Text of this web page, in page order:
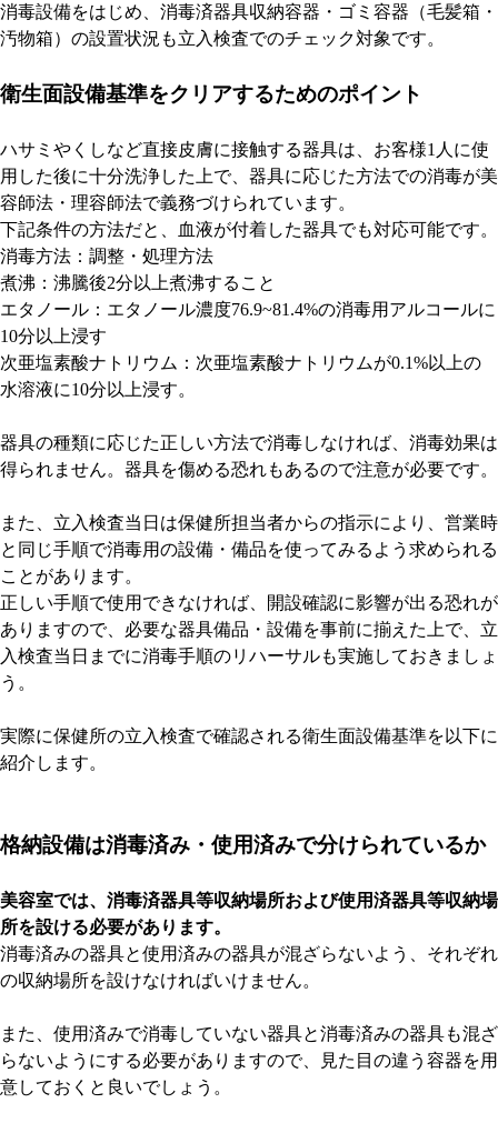
消毒設備をはじめ、消毒済器具収納容器・ゴミ容器（毛髪箱・
汚物箱）の設置状況も立入検査でのチェック対象です。
衛生面設備基準をクリアするためのポイント
ハサミやくしなど直接皮膚に接触する器具は、お客様1人に使
用した後に十分洗浄した上で、器具に応じた方法での消毒が美
容師法・理容師法で義務づけられています。
下記条件の方法だと、血液が付着した器具でも対応可能です。
消毒方法：調整・処理方法
煮沸：沸騰後2分以上煮沸すること
エタノール：エタノール濃度76.9~81.4%の消毒用アルコールに
10分以上浸す
次亜塩素酸ナトリウム：次亜塩素酸ナトリウムが0.1%以上の
水溶液に10分以上浸す。
器具の種類に応じた正しい方法で消毒しなければ、消毒効果は
得られません。器具を傷める恐れもあるので注意が必要です。
また、立入検査当日は保健所担当者からの指示により、営業時
と同じ手順で消毒用の設備・備品を使ってみるよう求められる
ことがあります。
正しい手順で使用できなければ、開設確認に影響が出る恐れが
ありますので、必要な器具備品・設備を事前に揃えた上で、立
入検査当日までに消毒手順のリハーサルも実施しておきましょ
う。
実際に保健所の立入検査で確認される衛生面設備基準を以下に
紹介します。
格納設備は消毒済み・使用済みで分けられているか
美容室では、消毒済器具等収納場所および使用済器具等収納場
所を設ける必要があります。
消毒済みの器具と使用済みの器具が混ざらないよう、それぞれ
の収納場所を設けなければいけません。
また、使用済みで消毒していない器具と消毒済みの器具も混ざ
らないようにする必要がありますので、見た目の違う容器を用
意しておくと良いでしょう。